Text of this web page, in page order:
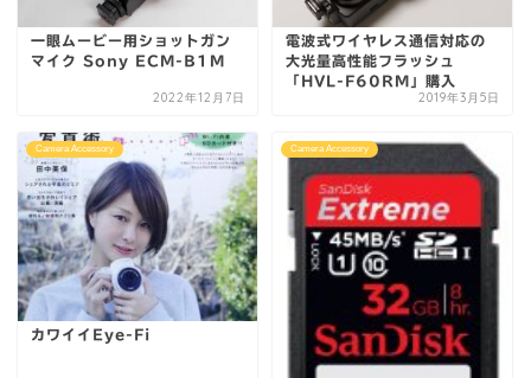
一眼ムービー用ショットガン
マイク Sony ECM-B1M
2022年12月7日
電波式ワイヤレス通信対応の
大光量高性能フラッシュ
「HVL-F60RM」購入
2019年3月5日
Camera Accessory
カワイイEye-Fi
Camera Accessory